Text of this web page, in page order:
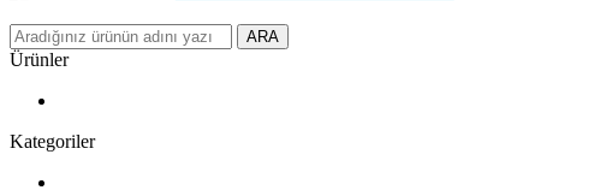
ARA
Ürünler
Kategoriler